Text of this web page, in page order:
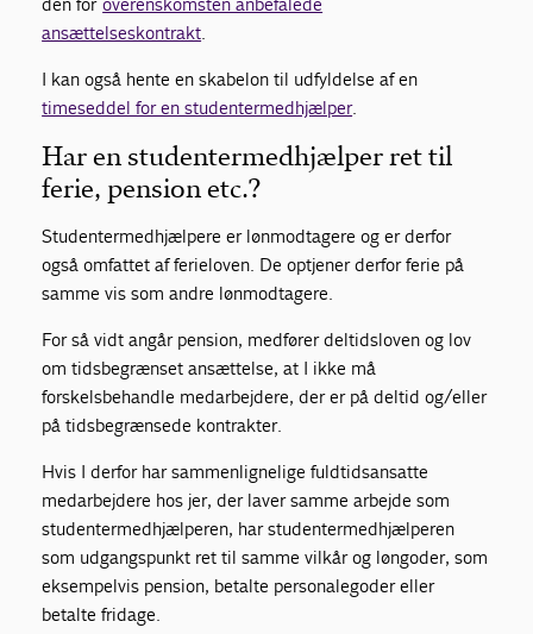
ansættelseskontrakt.
I kan også hente en skabelon til udfyldelse af en
timeseddel for en studentermedhjælper.
Har en studentermedhjælper ret til
ferie, pension etc.?
Studentermedhjælpere er lønmodtagere og er derfor
også omfattet af ferieloven. De optjener derfor ferie på
samme vis som andre lønmodtagere.
For så vidt angår pension, medfører deltidsloven og lov
om tidsbegrænset ansættelse, at I ikke må
forskelsbehandle medarbejdere, der er på deltid og/eller
på tidsbegrænsede kontrakter.
Hvis I derfor har sammenlignelige fuldtidsansatte
medarbejdere hos jer, der laver samme arbejde som
studentermedhjælperen, har studentermedhjælperen
som udgangspunkt ret til samme vilkår og løngoder, som
eksempelvis pension, betalte personalegoder eller
betalte fridage.